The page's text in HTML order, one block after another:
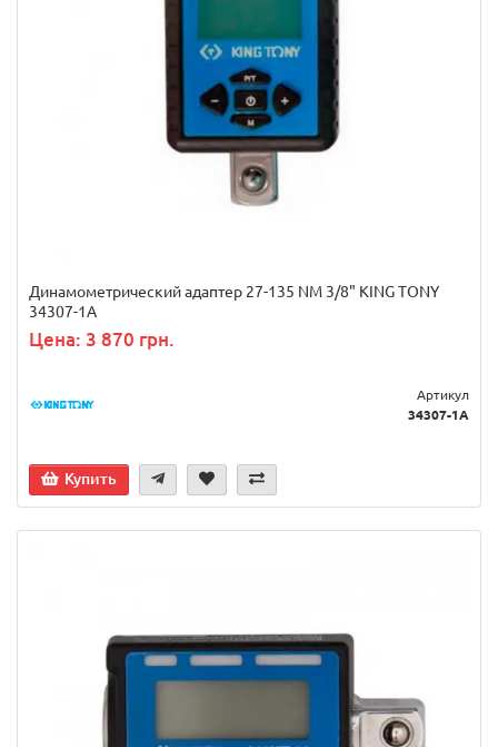
Динамометрический адаптер 27-135 NM 3/8" KING TONY
34307-1A
Цена: 3 870 грн.
Артикул
34307-1A
Купить